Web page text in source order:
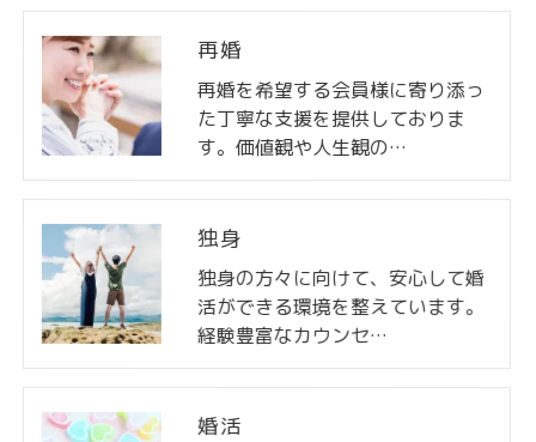
再婚
再婚を希望する会員様に寄り添っ
た丁寧な支援を提供しておりま
す。価値観や人生観の…
独身
独身の方々に向けて、安心して婚
活ができる環境を整えています。
経験豊富なカウンセ…
婚活